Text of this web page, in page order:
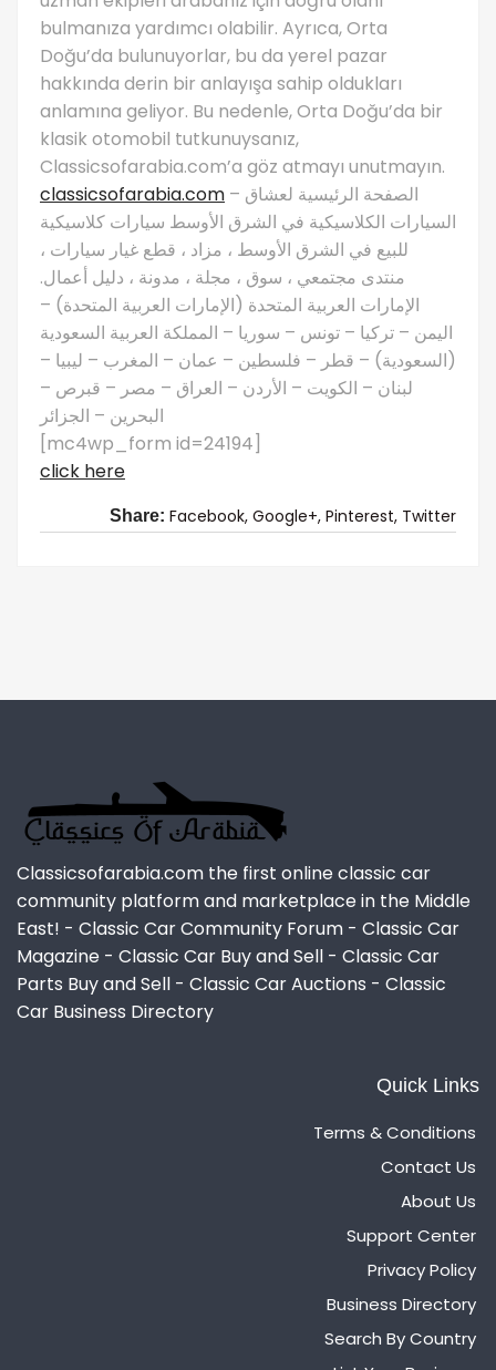
bulmanıza yardımcı olabilir. Ayrıca, Orta
Doğu’da bulunuyorlar, bu da yerel pazar
hakkında derin bir anlayışa sahip oldukları
anlamına geliyor. Bu nedenle, Orta Doğu’da bir
klasik otomobil tutkunuysanız,
Classicsofarabia.com’a göz atmayı unutmayın.
classicsofarabia.com – الصفحة الرئيسية لعشاق
السيارات الكلاسيكية في الشرق الأوسط سيارات كلاسيكية
للبيع في الشرق الأوسط ، مزاد ، قطع غيار سيارات ،
منتدى مجتمعي ، سوق ، مجلة ، مدونة ، دليل أعمال.
الإمارات العربية المتحدة (الإمارات العربية المتحدة) –
اليمن – تركيا – تونس – سوريا – المملكة العربية السعودية
(السعودية) – قطر – فلسطين – عمان – المغرب – ليبيا –
لبنان – الكويت – الأردن – العراق – مصر – قبرص –
البحرين – الجزائر
[mc4wp_form id=24194]
click here
Share: Facebook, Google+, Pinterest, Twitter
Classicsofarabia.com the first online classic car
community platform and marketplace in the Middle
East! - Classic Car Community Forum - Classic Car
Magazine - Classic Car Buy and Sell - Classic Car
Parts Buy and Sell - Classic Car Auctions - Classic
Car Business Directory
Quick Links
Terms & Conditions
Contact Us
About Us
Support Center
Privacy Policy
Business Directory
Search By Country